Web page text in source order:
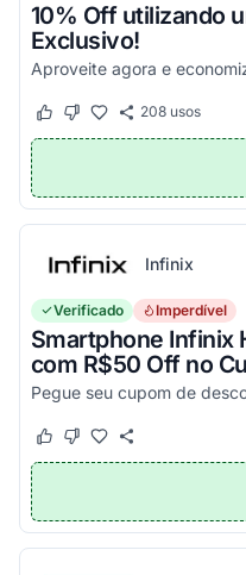
10% Off utilizando
Exclusivo!
Aproveite agora e
Este cupom funcionou
Este cupom não
208usos
Infinix
Verificado Imperdível
Smartphone Infinix
com R$50 Off no
Este cupom funcionou
Este cupom não